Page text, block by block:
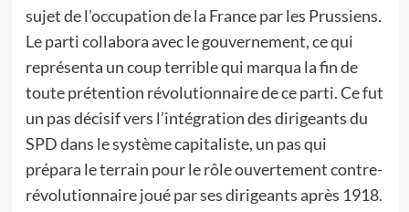
sujet de l’occupation de la France par les Prussiens.
Le parti collabora avec le gouvernement, ce qui
représenta un coup terrible qui marqua la fin de
toute prétention révolutionnaire de ce parti. Ce fut
un pas décisif vers l’intégration des dirigeants du
SPD dans le système capitaliste, un pas qui
prépara le terrain pour le rôle ouvertement contre-
révolutionnaire joué par ses dirigeants après 1918.